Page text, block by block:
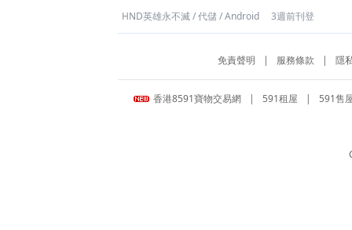
HND英雄永不滅/代儲/Android 3週前刊登
免責聲明 | 服務條款 | 隱
香港8591寶物交易網 | 591租屋 | 591售